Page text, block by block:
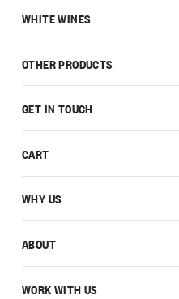
GET IN TOUCH
CART
WHY US
ABOUT
WORK WITH US
WHITE WINES
OTHER PRODUCTS